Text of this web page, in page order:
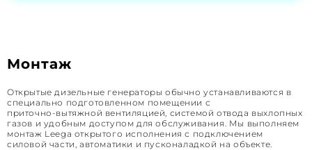
Монтаж
Открытые дизельные генераторы обычно устанавливаются в
специально подготовленном помещении с
приточно‑вытяжной вентиляцией, системой отвода выхлопных
газов и удобным доступом для обслуживания. Мы выполняем
монтаж Leega открытого исполнения с подключением
силовой части, автоматики и пусконаладкой на объекте.